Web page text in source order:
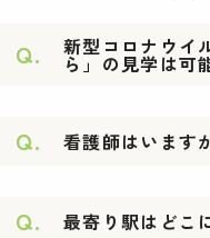
Q. 新型コロナウイ
ら」の見学は可
Q. 看護師はいます
Q. 最寄り駅はどこ